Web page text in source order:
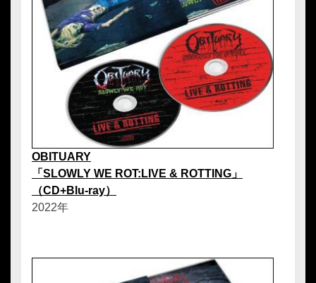
OBITUARY
「SLOWLY WE ROT:LIVE & ROTTING」
（CD+Blu-ray）
2022年